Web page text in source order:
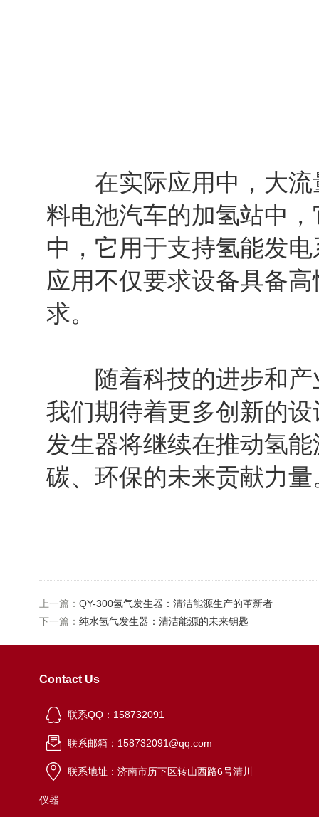
在实际应用中，大流
料电池汽车的加氢站中
中，它用于支持氢能发
应用不仅要求设备具备
求。
随着科技的进步和产
我们期待着更多创新的
发生器将继续在推动氢
碳、环保的未来贡献力量
上一篇： QY-300氢气发生器：清洁能源生产的革新者
下一篇： 纯水氢气发生器：清洁能源的未来钥匙
Contact Us
联系QQ：158732091
联系邮箱：158732091@qq.com
联系地址：济南市历下区转山西路6号清川
仪器